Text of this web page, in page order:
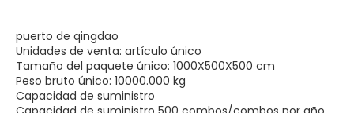
puerto de qingdao
Unidades de venta: artículo único
Tamaño del paquete único: 1000X500X500 cm
Peso bruto único: 10000.000 kg
Capacidad de suministro